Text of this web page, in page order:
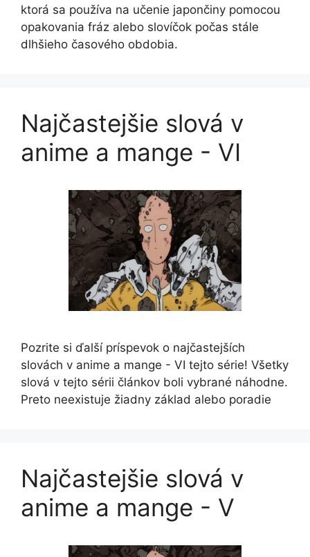
ktorá sa používa na učenie japončiny pomocou
opakovania fráz alebo slovíčok počas stále
dlhšieho časového obdobia.
Najčastejšie slová v
anime a mange - VI
Pozrite si ďalší príspevok o najčastejších
slovách v anime a mange - VI tejto série! Všetky
slová v tejto sérii článkov boli vybrané náhodne.
Preto neexistuje žiadny základ alebo poradie
Najčastejšie slová v
anime a mange - V